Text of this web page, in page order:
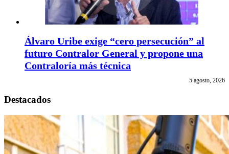
Álvaro Uribe exige “cero persecución” al
futuro Contralor General y propone una
Contraloría más técnica
5 agosto, 2026
Destacados